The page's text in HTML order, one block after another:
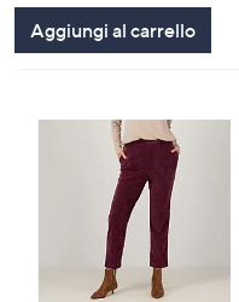
5
Stars
Aggiungi al carrello